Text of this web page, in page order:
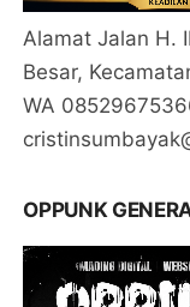
Alamat Jalan H.
Besar,
WA
OPPUNK